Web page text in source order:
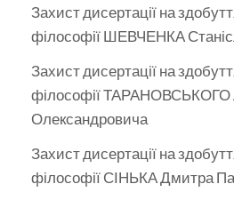
Захист дисертації на
філософії ШЕВЧЕНКА
Захист дисертації на
філософії ТАРАНОВСЬКОГО
Олександровича
Захист дисертації на
філософії СІНЬКА Дмитра